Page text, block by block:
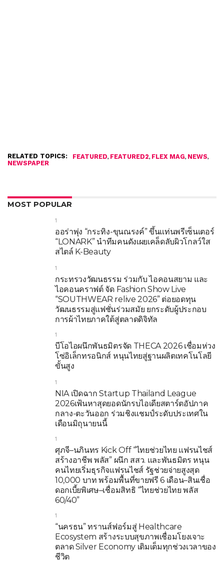
RELATED TOPICS: FEATURED, FEATURED2, FLEX MAG, NEWS,
NEWSPAPER
MOST POPULAR
1
ออร่าพุ่ง “กระทิง-ขุนณรงค์” ขึ้นแท่นพรีเซ็นเตอร์
“LONARK” นำทีมคนดังเผยเคล็ดลับผิวโกลว์ใส
สไตล์ K-Beauty
1
กระทรวงวัฒนธรรม ร่วมกับ ไอคอนสยาม และ
ไอคอนคราฟต์ จัด Fashion Show Live
“SOUTHWEAR relive 2026” ต่อยอดทุน
วัฒนธรรมสู่แฟชั่นร่วมสมัย ยกระดับผู้ประกอบ
การผ้าไทยภาคใต้สู่ตลาดดิจิทัล
1
บีโอไอผนึกพันธมิตรจัด THECA 2026 เชื่อมห่วง
โซ่อิเล็กทรอนิกส์ หนุนไทยสู่ฐานผลิตเทคโนโลยี
ขั้นสูง
1
NIA เปิดฉาก Startup Thailand League
2026เฟ้นหาสุดยอดนักรบไอเดียสตาร์ตอัปภาค
กลาง-ตะวันออก ร่วมชิงแชมป์ระดับประเทศใน
เดือนมิถุนายนนี้
1
ศุภจี–นภินทร Kick Off “ไทยช่วยไทย แฟรนไชส์
สร้างอาชีพ พลัส” ผนึก สสว. และพันธมิตร หนุน
คนไทยเริ่มธุรกิจแฟรนไชส์ รัฐช่วยจ่ายสูงสุด
10,000 บาท พร้อมพื้นที่ขายฟรี 6 เดือน–สินเชื่อ
ดอกเบี้ยพิเศษ–เชื่อมสิทธิ “ไทยช่วยไทย พลัส
60/40”
1
“นครธน” ทรานส์ฟอร์มสู่ Healthcare
Ecosystem สร้างระบบสุขภาพเชื่อมโยงเจาะ
ตลาด Silver Economy เติมเต็มทุกช่วงเวลาของ
ชีวิต